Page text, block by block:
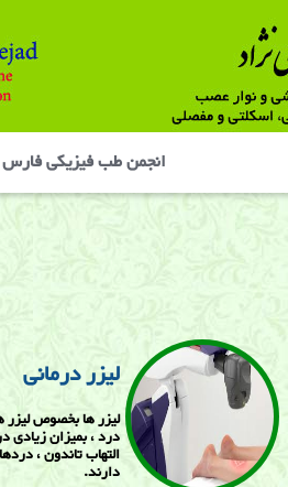
انجمن طب فیزیکی فارس
لیزر درمانی
لیزر ها بخصوص
درد ، بمیزان زیادی
التهاب تاندون ،
دارند.